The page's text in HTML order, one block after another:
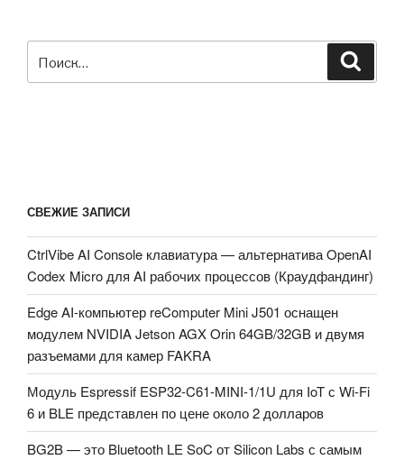
СВЕЖИЕ ЗАПИСИ
CtrlVibe AI Console клавиатура — альтернатива OpenAI
Codex Micro для AI рабочих процессов (Краудфандинг)
Edge AI-компьютер reComputer Mini J501 оснащен
модулем NVIDIA Jetson AGX Orin 64GB/32GB и двумя
разъемами для камер FAKRA
Модуль Espressif ESP32-C61-MINI-1/1U для IoT с Wi-Fi
6 и BLE представлен по цене около 2 долларов
BG2B — это Bluetooth LE SoC от Silicon Labs с самым